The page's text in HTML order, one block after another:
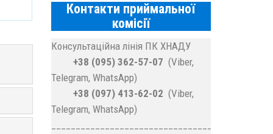
Контакти приймальної
комісії
Консультаційна лінія ПК ХНАДУ
+38 (095) 362-57-07 (Viber,
Telegram, WhatsApp)
+38 (097) 413-62-02 (Viber,
Telegram, WhatsApp)